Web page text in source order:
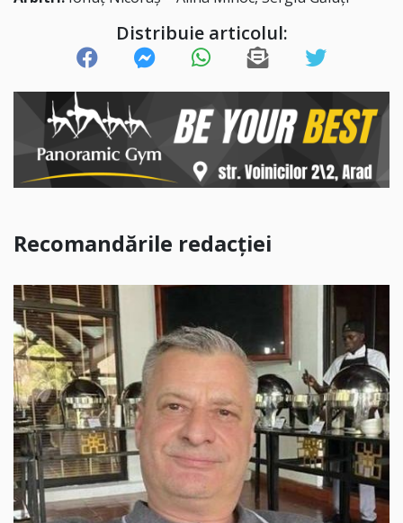
Distribuie articolul:
Recomandările redacției